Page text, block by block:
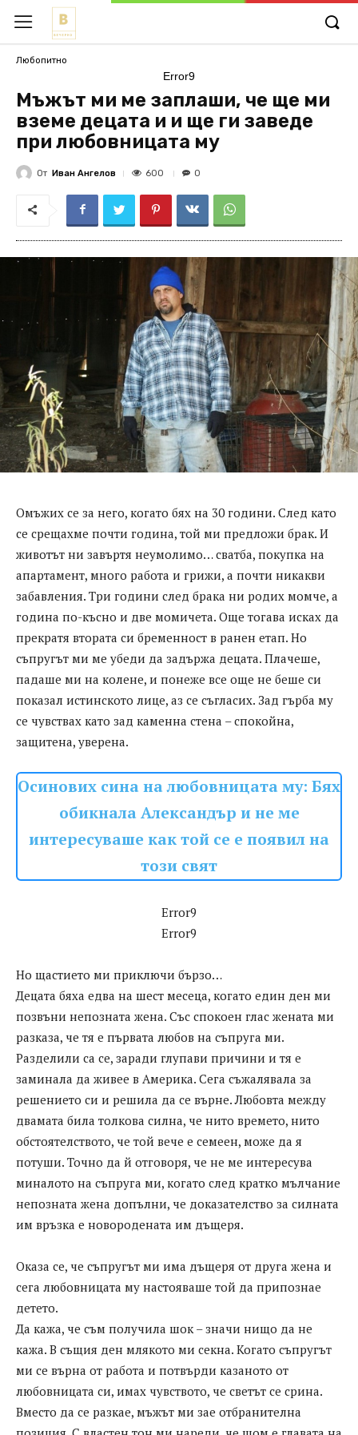
Любопитно
Error9
Мъжът ми ме заплаши, че ще ми
вземе децата и и ще ги заведе
при любовницата му
От Иван Ангелов 600 0
Омъжих се за него, когато бях на 30 години. След като
се срещахме почти година, той ми предложи брак. И
животът ни завъртя неумолимо… сватба, покупка на
апартамент, много работа и грижи, а почти никакви
забавления. Три години след брака ни родих момче, а
година по-късно и две момичета. Още тогава исках да
прекратя втората си бременност в ранен етап. Но
съпругът ми ме убеди да задържа децата. Плачеше,
падаше ми на колене, и понеже все още не беше си
показал истинското лице, аз се съгласих. Зад гърба му
се чувствах като зад каменна стена – спокойна,
защитена, уверена.
Осинових сина на любовницата му: Бях
обикнала Александър и не ме
интересуваше как той се е появил на
този свят
Error9
Error9
Но щастието ми приключи бързо…
Децата бяха едва на шест месеца, когато един ден ми
позвъни непозната жена. Със спокоен глас жената ми
разказа, че тя е първата любов на съпруга ми.
Разделили са се, заради глупави причини и тя е
заминала да живее в Америка. Сега съжалявала за
решението си и решила да се върне. Любовта между
двамата била толкова силна, че нито времето, нито
обстоятелството, че той вече е семеен, може да я
потуши. Точно да й отговоря, че не ме интересува
миналото на съпруга ми, когато след кратко мълчание
непозната жена допълни, че доказателство за силната
им връзка е новородената им дъщеря.
Оказа се, че съпругът ми има дъщеря от друга жена и
сега любовницата му настояваше той да припознае
детето.
Да кажа, че съм получила шок – значи нищо да не
кажа. В същия ден млякото ми секна. Когато съпругът
ми се върна от работа и потвърди казаното от
любовницата си, имах чувството, че светът се срина.
Вместо да се разкае, мъжът ми зае отбранителна